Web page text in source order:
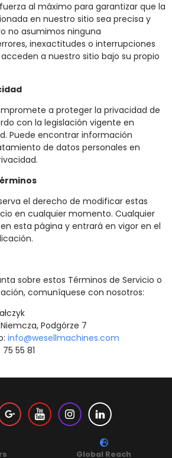
al máximo para garantizar que la
en nuestro sitio sea precisa y
no asumimos ninguna
inexactitudes o interrupciones
acceden a nuestro sitio bajo su propio
a proteger la privacidad de
con la legislación vigente en
Puede encontrar información
de datos personales en
el derecho de modificar estas
en cualquier momento. Cualquier
esta página y entrará en vigor en el
sobre estos Términos de Servicio o
comuníquese con nosotros:
Podgórze 7
info@wesellmachines.com
55 81
Global Reach